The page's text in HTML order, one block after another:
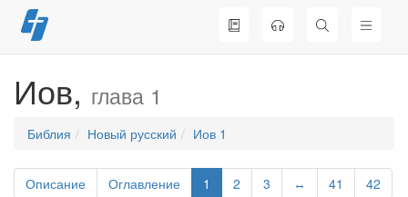
Перейти
к
Иов, глава 1
Библия Новый русский Иов 1
Описание Оглавление 1 2 3 ↔ 41 42